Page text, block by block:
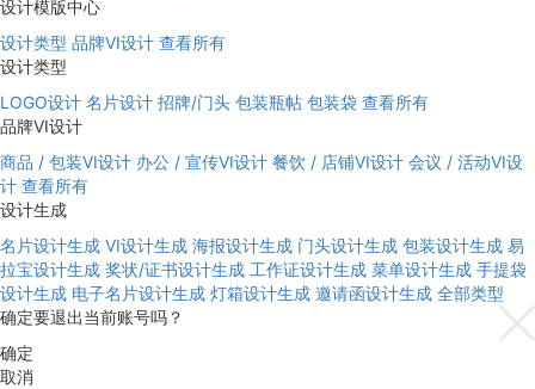
设计模版中心
设计类型 品牌VI设计 查看所有
设计类型
LOGO设计 名片设计 招牌/门头 包装瓶帖 包装袋 查看所有
品牌VI设计
商品 / 包装VI设计 办公 / 宣传VI设计 餐饮 / 店铺VI设计 会议 / 活动VI设
计 查看所有
设计生成
名片设计生成 VI设计生成 海报设计生成 门头设计生成 包装设计生成 易
拉宝设计生成 奖状/证书设计生成 工作证设计生成 菜单设计生成 手提袋
设计生成 电子名片设计生成 灯箱设计生成 邀请函设计生成 全部类型
确定要退出当前账号吗？
确定
取消